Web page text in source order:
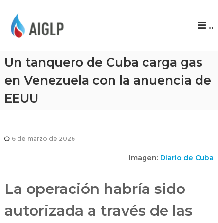
P
..
Un tanquero de Cuba carga gas
en Venezuela con la anuencia de
EEUU
6 de marzo de 2026
Imagen: Diario de Cuba
La operación habría sido
autorizada a través de las